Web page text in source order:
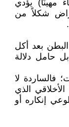
مهينًا) يؤدي
شكلاً من
بعد أكل
حامل دلالة
فالساردة لا
الذي
إنكاره أو